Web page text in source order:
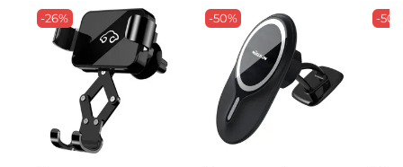
-26% -50% -